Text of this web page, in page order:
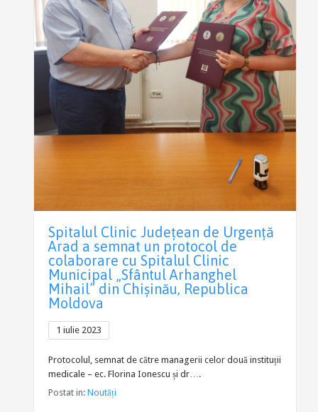
Spitalul Clinic Județean de Urgență
Arad a semnat un protocol de
colaborare cu Spitalul Clinic
Municipal „Sfântul Arhanghel
Mihail” din Chișinău, Republica
Moldova
1 iulie 2023
Protocolul, semnat de către managerii celor două instituții
medicale – ec. Florina Ionescu și dr….
Postat in: Noutăți